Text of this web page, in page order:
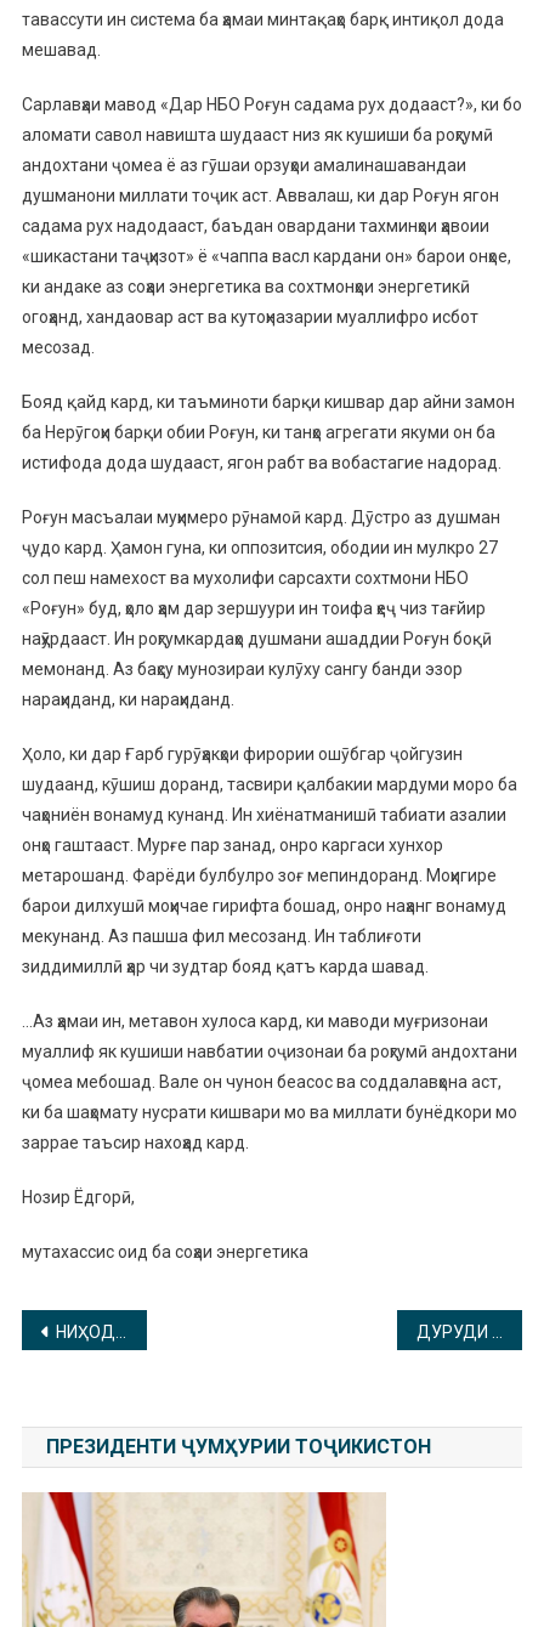
тавассути ин система ба ҳамаи минтақаҳо барқ интиқол дода
мешавад.
Сарлавҳаи мавод «Дар НБО Роғун садама рух додааст?», ки бо
аломати савол навишта шудааст низ як кушиши ба роҳгумӣ
андохтани ҷомеа ё аз гӯшаи орзуҳои амалинашавандаи
душманони миллати тоҷик аст. Аввалаш, ки дар Роғун ягон
садама рух надодааст, баъдан овардани тахминҳои ҳавоии
«шикастани таҷҳизот» ё «чаппа васл кардани он» барои онҳое,
ки андаке аз соҳаи энергетика ва сохтмонҳои энергетикӣ
огоҳанд, хандаовар аст ва кутоҳназарии муаллифро исбот
месозад.
Бояд қайд кард, ки таъминоти барқи кишвар дар айни замон
ба Нерӯгоҳи барқи обии Роғун, ки танҳо агрегати якуми он ба
истифода дода шудааст, ягон рабт ва вобастагие надорад.
Роғун масъалаи муҳимеро рӯнамоӣ кард. Дӯстро аз душман
ҷудо кард. Ҳамон гуна, ки оппозитсия, ободии ин мулкро 27
сол пеш намехост ва мухолифи сарсахти сохтмони НБО
«Роғун» буд, ҳоло ҳам дар зершуури ин тоифа ҳеҷ чиз тағйир
наҳӯрдааст. Ин роҳгумкардаҳо душмани ашаддии Роғун боқӣ
мемонанд. Аз баҳсу мунозираи кулӯху сангу банди эзор
нараҳиданд, ки нараҳиданд.
Ҳоло, ки дар Ғарб гурӯҳакҳои фирории ошӯбгар ҷойгузин
шудаанд, кӯшиш доранд, тасвири қалбакии мардуми моро ба
чаҳониён вонамуд кунанд. Ин хиёнатманишӣ табиати азалии
онҳо гаштааст. Мурғе пар занад, онро каргаси хунхор
метарошанд. Фарёди булбулро зоғ мепиндоранд. Моҳигире
барои дилхушӣ моҳичае гирифта бошад, онро наҳанг вонамуд
мекунанд. Аз пашша фил месозанд. Ин таблиғоти
зиддимиллӣ ҳар чи зудтар бояд қатъ карда шавад.
…Аз ҳамаи ин, метавон хулоса кард, ки маводи муғризонаи
муаллиф як кушиши навбатии оҷизонаи ба роҳгумӣ андохтани
ҷомеа мебошад. Вале он чунон беасос ва соддалавҳона аст,
ки ба шаҳомату нусрати кишвари мо ва миллати бунёдкори мо
заррае таъсир нахоҳад кард.
Нозир Ёдгорӣ,
мутахассис оид ба соҳаи энергетика
Навигация
записям
НИҲОДҲОИ ДАВЛАТӢ ДАР ҚАЗИЯИ ГАДОЕВ КОМЁБ БУДАНД (ОЁ СУЛАЙМОН ДАВЛАТОВ БА ВАЪДААШ ВАФО МЕКУНАД?)
ПРЕЗИДЕНТИ ҶУМҲУРИИ ТОҶИКИСТОН